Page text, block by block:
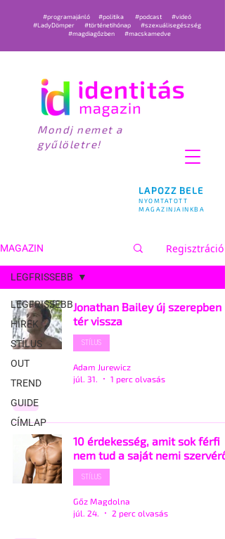
LAPOZZ BELE
NYOMTATOTT
MAGAZINJAINKBA
#programajánló #politika #podcast
#videó
#LadyDömper
#történetihónap
#szexuálisegészség
#magdiagőzben
#macskamedve
Mondj nemet a
gyűlöletre!
MAGAZIN Regisztráció
LEGFRISSEBB
HÍREK
STÍLUS
OUT
TREND
GUIDE
CÍMLAP
LEGFRISSEBB
Jonathan Bailey új szerepben
tér vissza
STÍLUS
Adam Jurewicz
júl. 31.
1 perc olvasás
10 érdekesség, amit sok férfi
nem tud a saját nemi szervéről
STÍLUS
Gőz Magdolna
júl. 24.
2 perc olvasás